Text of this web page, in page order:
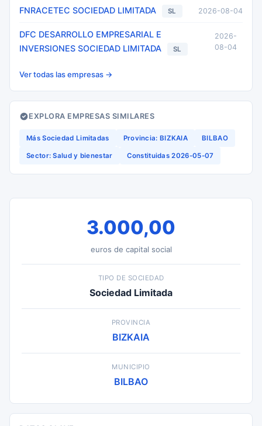
FNRACETEC SOCIEDAD LIMITADA SL 2026-08-04
DFC DESARROLLO EMPRESARIAL E
INVERSIONES SOCIEDAD LIMITADA
SL
2026-
08-04
Ver todas las empresas →
EXPLORA EMPRESAS SIMILARES
Más Sociedad Limitadas Provincia: BIZKAIA BILBAO
Sector: Salud y bienestar Constituidas 2026-05-07
3.000,00
euros de capital social
TIPO DE SOCIEDAD
Sociedad Limitada
PROVINCIA
BIZKAIA
MUNICIPIO
BILBAO